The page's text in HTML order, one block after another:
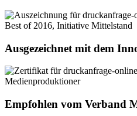
Ausgezeichnet mit dem
Empfohlen vom Verband